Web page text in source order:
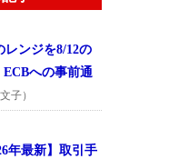
レンジを8/12の
への事前通
子）
年最新】取引手